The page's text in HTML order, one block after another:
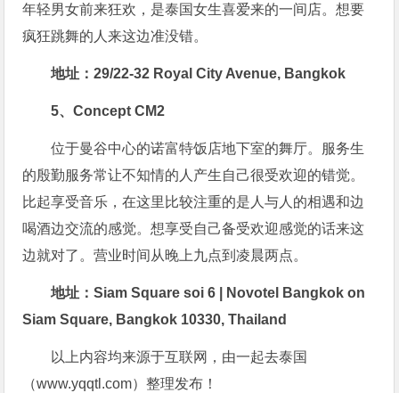
年轻男女前来狂欢，是泰国女生喜爱来的一间店。想要
疯狂跳舞的人来这边准没错。
地址：29/22-32 Royal City Avenue, Bangkok
5、Concept CM2
位于曼谷中心的诺富特饭店地下室的舞厅。服务生
的殷勤服务常让不知情的人产生自己很受欢迎的错觉。
比起享受音乐，在这里比较注重的是人与人的相遇和边
喝酒边交流的感觉。想享受自己备受欢迎感觉的话来这
边就对了。营业时间从晚上九点到凌晨两点。
地址：Siam Square soi 6 | Novotel Bangkok on
Siam Square, Bangkok 10330, Thailand
以上内容均来源于互联网，由一起去泰国
（www.yqqtl.com）整理发布！